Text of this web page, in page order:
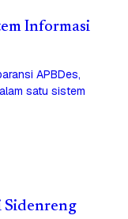
Informasi
APBDes,
satu sistem
Sidenreng